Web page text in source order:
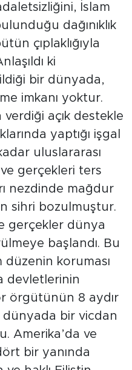
İslam
dağınıklık
çıplaklığıyla
ki
bir dünyada,
imkanı yoktur.
açık destekle
yaptığı işgal
uluslararası
gerçekleri ters
nezdinde mağdur
sihri bozulmuştur.
gerçekler dünya
başlandı. Bu
koruması
devletlerinin
örgütünün 8 aydır
dünyada bir vicdan
Amerika’da ve
bir yanında